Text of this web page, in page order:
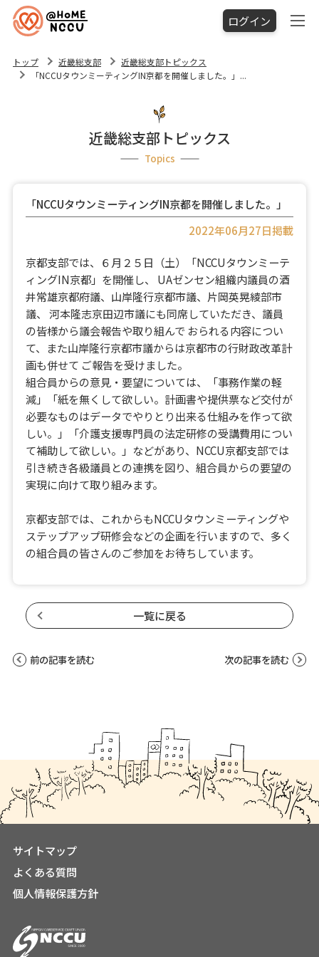
ログイン
トップ 近畿総支部
近畿総支部トピックス
「NCCUタウンミーティングIN京都を開催しました。」...
近畿総支部トピックス
Topics
「NCCUタウンミーティングIN京都を開催しました。」
2022年06月27日掲載
京都支部では、６月２５日（土）「NCCUタウンミーテ
ィングIN京都」を開催し、 UAゼンセン組織内議員の酒
井常雄京都府議、山岸隆行京都市議、片岡英晃綾部市
議、 河本隆志京田辺市議にも同席していただき、議員
の皆様から議会報告や取り組んで おられる内容につい
て、また山岸隆行京都市議からは京都市の行財政改革計
画も併せて ご報告を受けました。
組合員からの意見・要望については、「事務作業の軽
減」「紙を無くして欲しい。計画書や提供票など交付が
必要なものはデータでやりとり出来る仕組みを作って欲
しい。」「介護支援専門員の法定研修の受講費用につい
て補助して欲しい。」などがあり、NCCU京都支部では
引き続き各級議員との連携を図り、組合員からの要望の
実現に向けて取り組みます。
京都支部では、これからもNCCUタウンミーティングや
ステップアップ研修会などの企画を行いますので、多く
の組合員の皆さんのご参加をお待ちしています。
一覧に戻る
前の記事を読む 次の記事を読む
サイトマップ
よくある質問
個人情報保護方針